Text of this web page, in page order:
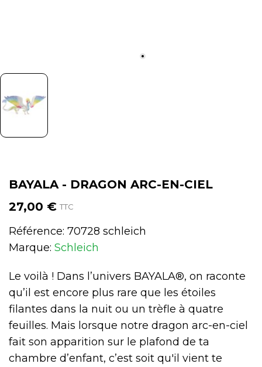
BAYALA - DRAGON ARC-EN-CIEL
27,00 € TTC
Référence: 70728 schleich
Marque: Schleich
Le voilà ! Dans l’univers BAYALA®, on raconte
qu’il est encore plus rare que les étoiles
filantes dans la nuit ou un trèfle à quatre
feuilles. Mais lorsque notre dragon arc-en-ciel
fait son apparition sur le plafond de ta
chambre d’enfant, c’est soit qu'il vient te